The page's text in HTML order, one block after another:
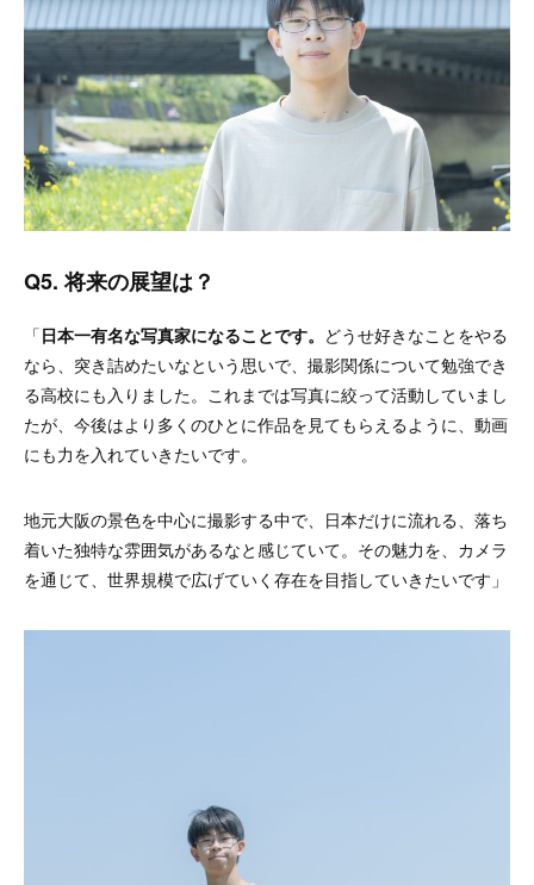
Q5. 将来の展望は？
「日本一有名な写真家になることです。 どうせ好きなことをやる
なら、突き詰めたいなという思いで、撮影関係について勉強でき
る高校にも入りました。これまでは写真に絞って活動していまし
たが、今後はより多くのひとに作品を見てもらえるように、動画
にも力を入れていきたいです。
地元大阪の景色を中心に撮影する中で、日本だけに流れる、落ち
着いた独特な雰囲気があるなと感じていて。その魅力を、カメラ
を通じて、世界規模で広げていく存在を目指していきたいです」